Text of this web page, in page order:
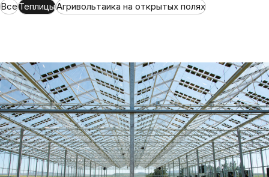
ВсеТеплицыАгривольтаика на открытых полях